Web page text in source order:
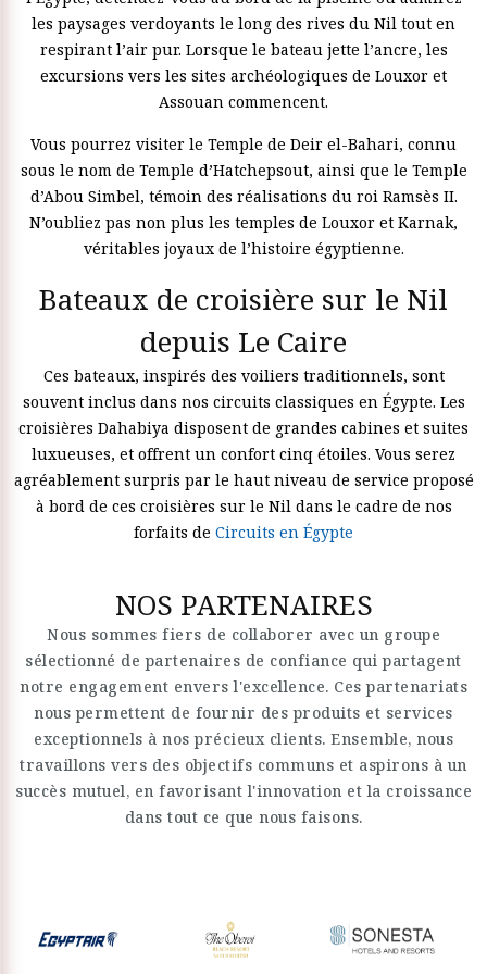
les paysages verdoyants le long des rives du Nil tout en
respirant l’air pur. Lorsque le bateau jette l’ancre, les
excursions vers les sites archéologiques de Louxor et
Assouan commencent.
Vous pourrez visiter le Temple de Deir el-Bahari, connu
sous le nom de Temple d’Hatchepsout, ainsi que le Temple
d’Abou Simbel, témoin des réalisations du roi Ramsès II.
N’oubliez pas non plus les temples de Louxor et Karnak,
véritables joyaux de l’histoire égyptienne.
Bateaux de croisière sur le Nil
depuis Le Caire
Ces bateaux, inspirés des voiliers traditionnels, sont
souvent inclus dans nos circuits classiques en Égypte. Les
croisières Dahabiya disposent de grandes cabines et suites
luxueuses, et offrent un confort cinq étoiles. Vous serez
agréablement surpris par le haut niveau de service proposé
à bord de ces croisières sur le Nil dans le cadre de nos
forfaits de Circuits en Égypte
NOS PARTENAIRES
Nous sommes fiers de collaborer avec un groupe
sélectionné de partenaires de confiance qui partagent
notre engagement envers l'excellence. Ces partenariats
nous permettent de fournir des produits et services
exceptionnels à nos précieux clients. Ensemble, nous
travaillons vers des objectifs communs et aspirons à un
succès mutuel, en favorisant l'innovation et la croissance
dans tout ce que nous faisons.